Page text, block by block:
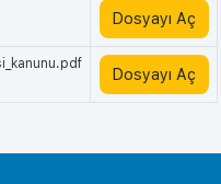
Dosyayı Aç
Dosyayı Aç